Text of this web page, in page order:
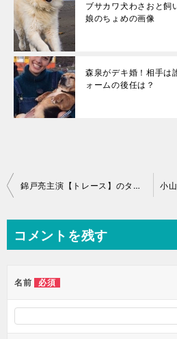
ブサカワ犬わさおと飼
娘のちょめの画像
森泉がデキ婚！相手は
ォームの後任は？
投
稿
ナ
ビ
ー
錦戸亮主演【トレース】のタイトルがパクリすぎ！原作との違いは？
コメントを残す
名前 必須